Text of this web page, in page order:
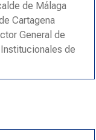
de Málaga
Cartagena
General de
de